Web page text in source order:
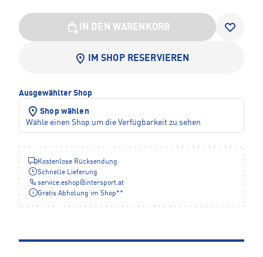
IN DEN WARENKORB
IM SHOP RESERVIEREN
Ausgewählter Shop
Shop wählen
Wähle einen Shop um die Verfügbarkeit zu sehen
Kostenlose Rücksendung
Schnelle Lieferung
service.eshop@intersport.at
Gratis Abholung im Shop**